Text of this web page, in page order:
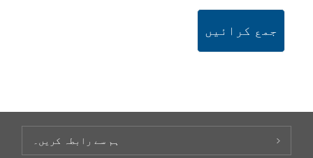
جمع کرائیں
ہم سے رابطہ کریں۔